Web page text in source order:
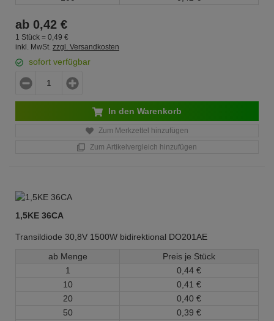
ab 0,42 €
1 Stück = 0, 49 €
inkl. MwSt. zzgl. Versandkosten
sofort verfügbar
In den Warenkorb
Zum Merkzettel hinzufügen
Zum Artikelvergleich hinzufügen
1,5KE 36CA
Transildiode 30,8V 1500W bidirektional DO201AE
ab Menge
Preis je Stück
1
0, 44 €
10
0, 41 €
20
0, 40 €
50
0, 39 €